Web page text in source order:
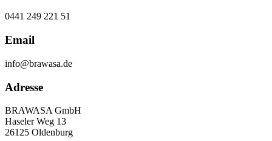
0441 249 221 51
Email
info@brawasa.de
Adresse
BRAWASA GmbH
Haseler Weg 13
26125 Oldenburg